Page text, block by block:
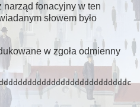
narząd fonacyjny w ten
słowem było
w zgoła odmienny